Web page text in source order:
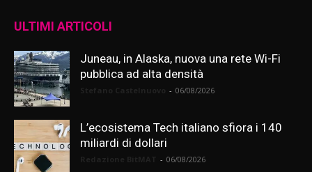
ULTIMI ARTICOLI
Juneau, in Alaska, nuova una rete Wi-Fi
pubblica ad alta densità
- 06/08/2026
L’ecosistema Tech italiano sfiora i 140
miliardi di dollari
- 06/08/2026